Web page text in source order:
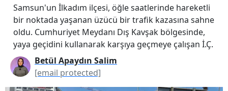
Samsun'un İlkadım ilçesi, öğle saatlerinde hareketli
bir noktada yaşanan üzücü bir trafik kazasına sahne
oldu. Cumhuriyet Meydanı Dış Kavşak bölgesinde,
yaya geçidini kullanarak karşıya geçmeye çalışan İ.Ç.
Betül Apaydın Salim
[email protected]